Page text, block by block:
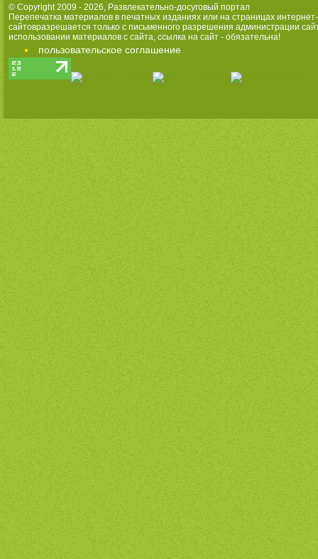
© Copyright 2009 - 2026, Развлекательно-досуговый портал
Перепечатка материалов в печатных изданиях или на страницах интернет-
сайтовразрешается только с письменного разрешения администрации
использовании материалов с сайта, ссылка на сайт - обязательна!
пользовательское соглашение